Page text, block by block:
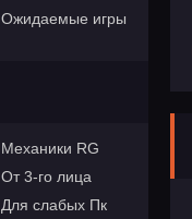
Ожидаемые игры
Механики RG
От 3-го лица
Для слабых Пк